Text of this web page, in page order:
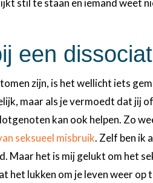
stil te staan en iemand weet
een
zijn, is het wellicht iets
maar als je vermoedt dat jij
kan ook helpen. Zo
seksueel misbruik. Zelf ben ik
Maar het is mij gelukt om het
het lukken om je leven weer